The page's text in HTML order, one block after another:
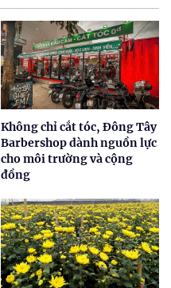
Không chỉ cắt tóc, Đông Tây
Barbershop dành nguồn lực
cho môi trường và cộng
đồng